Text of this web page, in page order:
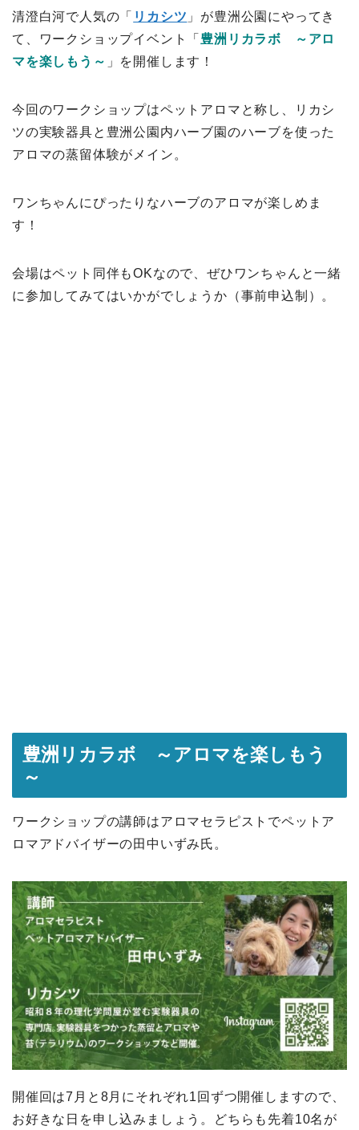
清澄白河で人気の「 リカシツ 」が豊洲公園にやってき
て、ワークショップイベント「 豊洲リカラボ ～アロ
マを楽しもう～ 」を開催します！
今回のワークショップはペットアロマと称し、リカシ
ツの実験器具と豊洲公園内ハーブ園のハーブを使った
アロマの蒸留体験がメイン。
ワンちゃんにぴったりなハーブのアロマが楽しめま
す！
会場はペット同伴もOKなので、ぜひワンちゃんと一緒
に参加してみてはいかがでしょうか（事前申込制）。
豊洲リカラボ ～アロマを楽しもう
～
ワークショップの講師はアロマセラピストでペットア
ロマアドバイザーの田中いずみ氏。
開催回は7月と8月にそれぞれ1回ずつ開催しますので、
お好きな日を申し込みましょう。どちらも先着10名が